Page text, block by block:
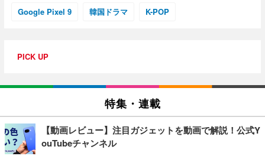
Google Pixel 9 韓国ドラマ K-POP
PICK UP
特集・連載
【動画レビュー】注目ガジェットを動画で解説！公式Y
ouTubeチャンネル